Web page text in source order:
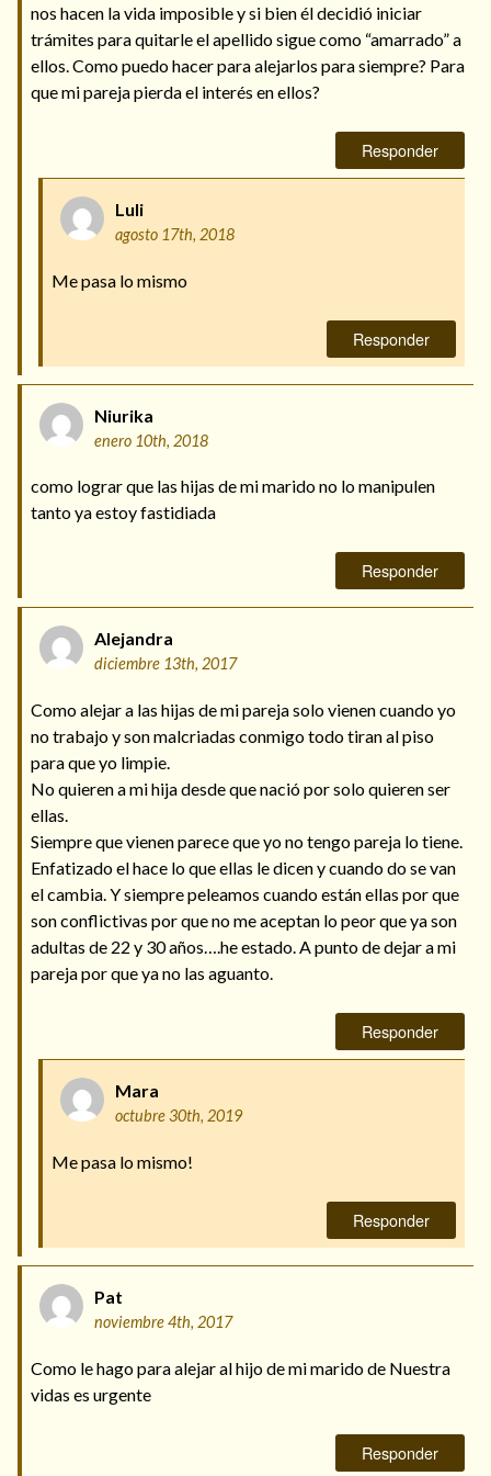
nos hacen la vida imposible y si bien él decidió iniciar
trámites para quitarle el apellido sigue como “amarrado” a
ellos. Como puedo hacer para alejarlos para siempre? Para
que mi pareja pierda el interés en ellos?
Responder
Luli
agosto 17th, 2018
Me pasa lo mismo
Responder
Niurika
enero 10th, 2018
como lograr que las hijas de mi marido no lo manipulen
tanto ya estoy fastidiada
Responder
Alejandra
diciembre 13th, 2017
Como alejar a las hijas de mi pareja solo vienen cuando yo
no trabajo y son malcriadas conmigo todo tiran al piso
para que yo limpie.
No quieren a mi hija desde que nació por solo quieren ser
ellas.
Siempre que vienen parece que yo no tengo pareja lo tiene.
Enfatizado el hace lo que ellas le dicen y cuando do se van
el cambia. Y siempre peleamos cuando están ellas por que
son conflictivas por que no me aceptan lo peor que ya son
adultas de 22 y 30 años….he estado. A punto de dejar a mi
pareja por que ya no las aguanto.
Responder
Mara
octubre 30th, 2019
Me pasa lo mismo!
Responder
Pat
noviembre 4th, 2017
Como le hago para alejar al hijo de mi marido de Nuestra
vidas es urgente
Responder